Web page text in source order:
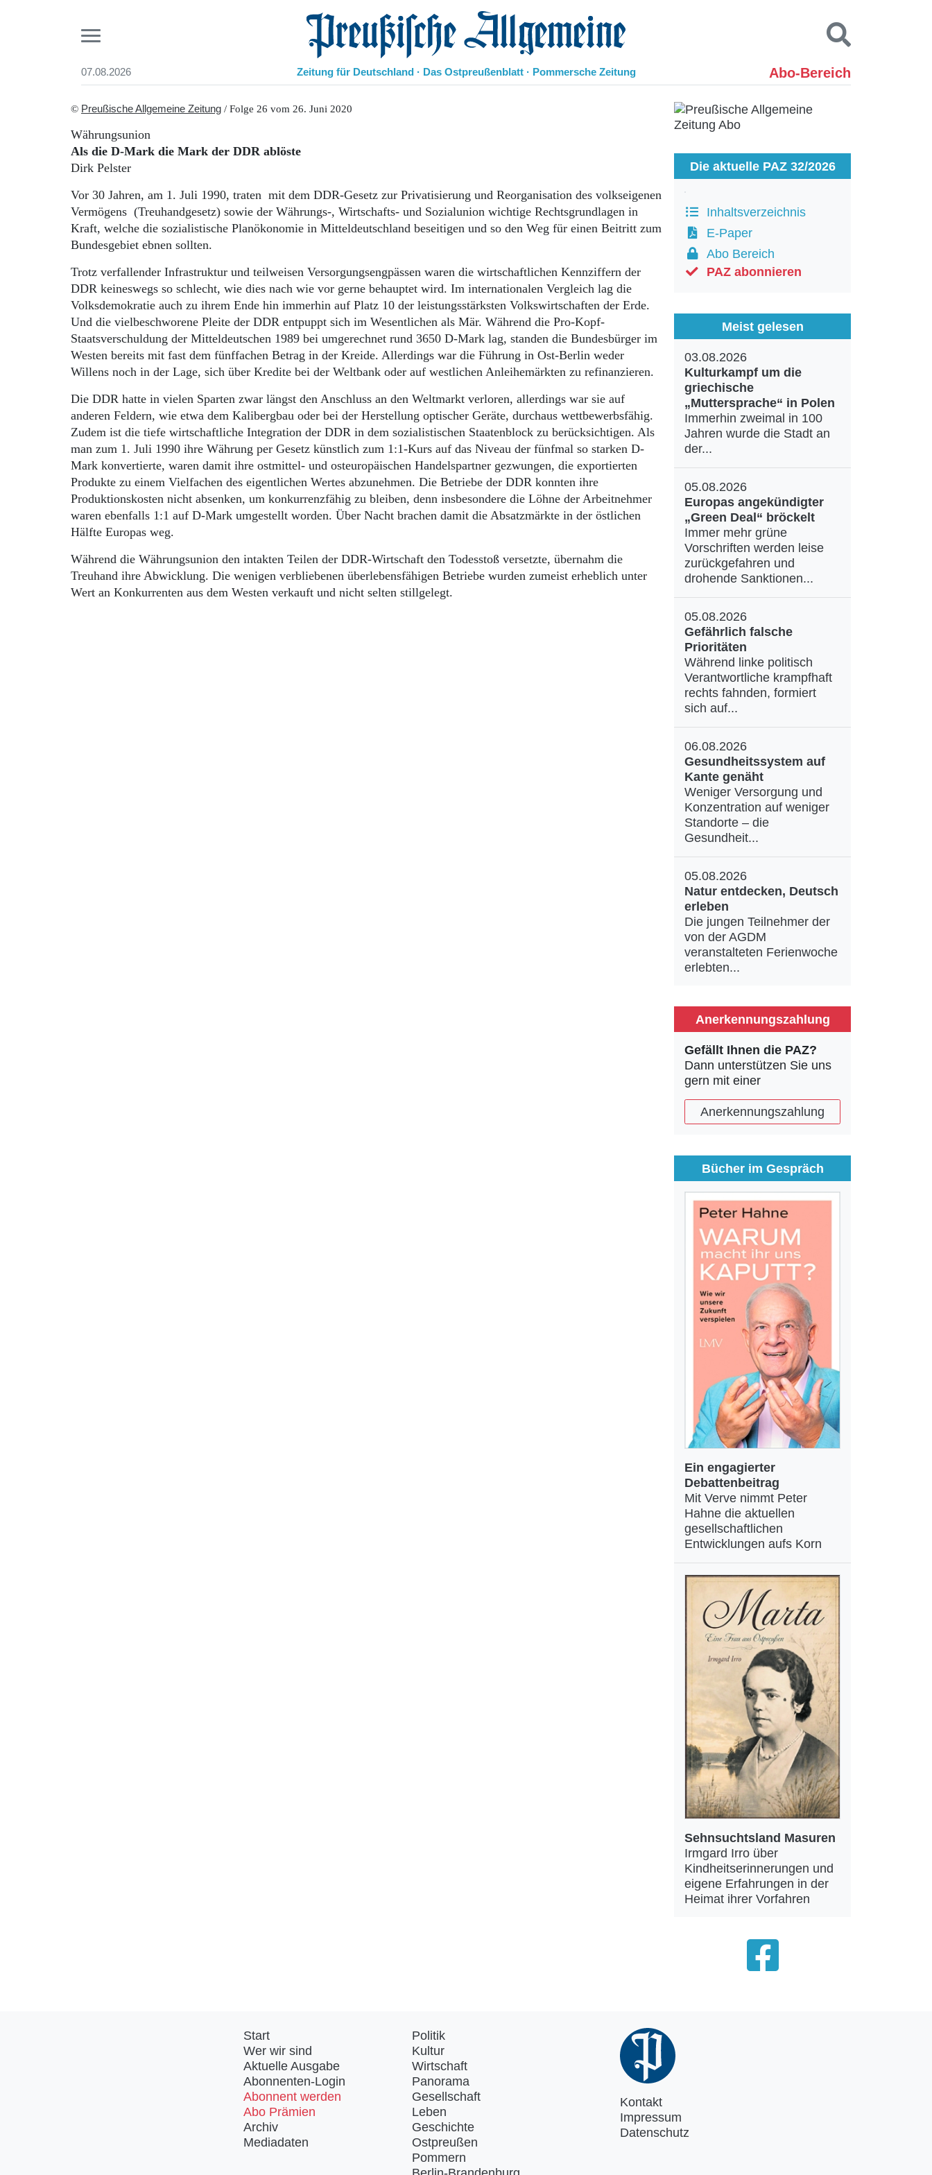
07.08.2026 Preußische Allgemeine Zeitung
Zeitung für Deutschland · Das Ostpreußenblatt · Pommersche Zeitung Abo-Bereich
Start
Aktuelle Ausgabe
Abonnenten-Login
Abonnent werden
Archiv
Mediadaten
Geschichte
Ostpreußen
Pommern
Danzig und Westpreußen
Bücher
Kontakt
Suchen und finden
© Preußische Allgemeine Zeitung / Folge 26 vom 26. Juni 2020
Währungsunion
Als die D-Mark die Mark der DDR ablöste
Dirk Pelster
Vor 30 Jahren, am 1. Juli 1990, traten mit dem DDR-Gesetz zur Privatisierung und Reorganisation des volkseigenen
Vermögens (Treuhandgesetz) sowie der Währungs-, Wirtschafts- und Sozialunion wichtige Rechtsgrundlagen in
Kraft, welche die sozialistische Planökonomie in Mitteldeutschland beseitigen und so den Weg für einen Beitritt zum
Bundesgebiet ebnen sollten.
Trotz verfallender Infrastruktur und teilweisen Versorgungsengpässen waren die wirtschaftlichen Kennziffern der
DDR keineswegs so schlecht, wie dies nach wie vor gerne behauptet wird. Im internationalen Vergleich lag die
Volksdemokratie auch zu ihrem Ende hin immerhin auf Platz 10 der leistungsstärksten Volkswirtschaften der Erde.
Und die vielbeschworene Pleite der DDR entpuppt sich im Wesentlichen als Mär. Während die Pro-Kopf-
Staatsverschuldung der Mitteldeutschen 1989 bei umgerechnet rund 3650 D-Mark lag, standen die Bundesbürger im
Westen bereits mit fast dem fünffachen Betrag in der Kreide. Allerdings war die Führung in Ost-Berlin weder
Willens noch in der Lage, sich über Kredite bei der Weltbank oder auf westlichen Anleihemärkten zu refinanzieren.
Die DDR hatte in vielen Sparten zwar längst den Anschluss an den Weltmarkt verloren, allerdings war sie auf
anderen Feldern, wie etwa dem Kalibergbau oder bei der Herstellung optischer Geräte, durchaus wettbewerbsfähig.
Zudem ist die tiefe wirtschaftliche Integration der DDR in dem sozialistischen Staatenblock zu berücksichtigen. Als
man zum 1. Juli 1990 ihre Währung per Gesetz künstlich zum 1:1-Kurs auf das Niveau der fünfmal so starken D-
Mark konvertierte, waren damit ihre ostmittel- und osteuropäischen Handelspartner gezwungen, die exportierten
Produkte zu einem Vielfachen des eigentlichen Wertes abzunehmen. Die Betriebe der DDR konnten ihre
Produktionskosten nicht absenken, um konkurrenzfähig zu bleiben, denn insbesondere die Löhne der Arbeitnehmer
waren ebenfalls 1:1 auf D-Mark umgestellt worden. Über Nacht brachen damit die Absatzmärkte in der östlichen
Hälfte Europas weg.
Während die Währungsunion den intakten Teilen der DDR-Wirtschaft den Todesstoß versetzte, übernahm die
Treuhand ihre Abwicklung. Die wenigen verbliebenen überlebensfähigen Betriebe wurden zumeist erheblich unter
Wert an Konkurrenten aus dem Westen verkauft und nicht selten stillgelegt.
Die aktuelle PAZ 32/2026
Inhaltsverzeichnis
E-Paper
Abo Bereich
PAZ abonnieren
Meist gelesen
03.08.2026
Kulturkampf um die
griechische
„Muttersprache“ in Polen
Immerhin zweimal in 100
Jahren wurde die Stadt an
der...
05.08.2026
Europas angekündigter
„Green Deal“ bröckelt
Immer mehr grüne
Vorschriften werden leise
zurückgefahren und
drohende Sanktionen...
05.08.2026
Gefährlich falsche
Prioritäten
Während linke politisch
Verantwortliche krampfhaft
rechts fahnden, formiert
sich auf...
06.08.2026
Gesundheitssystem auf
Kante genäht
Weniger Versorgung und
Konzentration auf weniger
Standorte – die
Gesundheit...
05.08.2026
Natur entdecken, Deutsch
erleben
Die jungen Teilnehmer der
von der AGDM
veranstalteten Ferienwoche
erlebten...
Anerkennungszahlung
Gefällt Ihnen die PAZ?
Dann unterstützen Sie uns
gern mit einer
Anerkennungszahlung
Bücher im Gespräch
Ein engagierter
Debattenbeitrag
Mit Verve nimmt Peter
Hahne die aktuellen
gesellschaftlichen
Entwicklungen aufs Korn
Sehnsuchtsland Masuren
Irmgard Irro über
Kindheitserinnerungen und
eigene Erfahrungen in der
Heimat ihrer Vorfahren
Start
Wer wir sind
Aktuelle Ausgabe
Abonnenten-Login
Abonnent werden
Abo Prämien
Archiv
Mediadaten
Politik
Kultur
Wirtschaft
Panorama
Gesellschaft
Leben
Geschichte
Ostpreußen
Pommern
Kontakt
Impressum
Datenschutz